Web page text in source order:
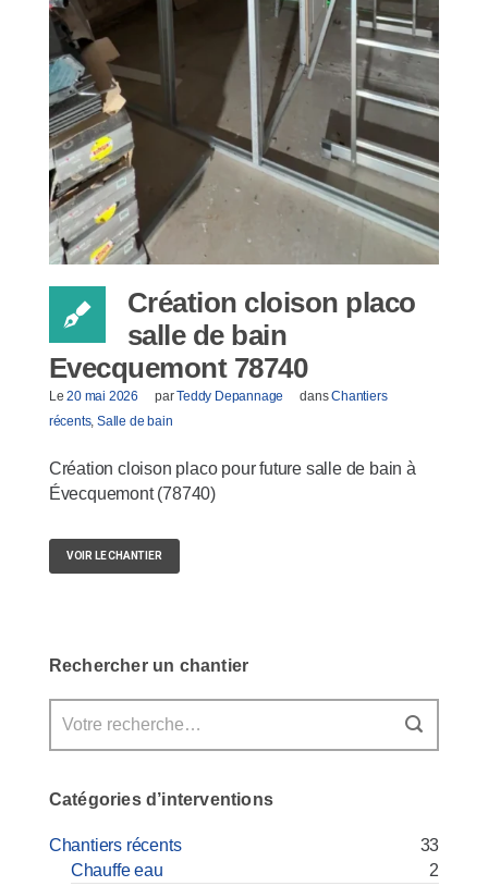
Création cloison placo
salle de bain
Evecquemont 78740
Le20 mai 2026 parTeddy Depannage dansChantiers
récents,Salle de bain
Création cloison placo pour future salle de bain à
Évecquemont (78740)
VOIR LE CHANTIER
Rechercher un chantier
Catégories d’interventions
Chantiers récents
33
Chauffe eau
2